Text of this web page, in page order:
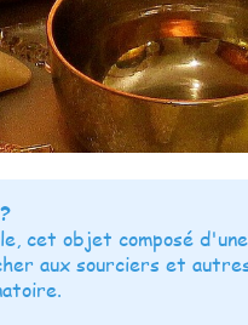
cet objet composé
aux sourciers et